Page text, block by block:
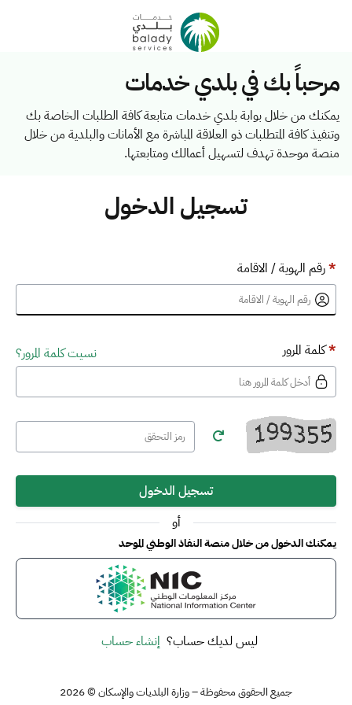
مرحباً بك في بلدي خدمات
يمكنك من خلال بوابة بلدي خدمات متابعة كافة الطلبات الخاصة بك
وتنفيذ كافة المتطلبات ذو العلاقة المباشرة مع الأمانات والبلدية من خلال
منصة موحدة تهدف لتسهيل أعمالك ومتابعتها.
تسجيل الدخول
*رقم الهوية / الاقامة
*كلمة المرور نسيت كلمة المرور؟
تسجيل الدخول
أو
يمكنك الدخول من خلال منصة النفاذ الوطني الموحد
ليس لديك حساب؟ إنشاء حساب
جميع الحقوق محفوظة – وزارة البلديات والإسكان © 2026